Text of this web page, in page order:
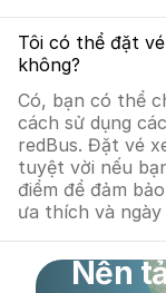
Tôi có thể đặt
không?
Có, bạn có thể
cách sử dụng
redBus. Đặt vé
tuyệt vời nếu
điểm để đảm
ưa thích và
Nền